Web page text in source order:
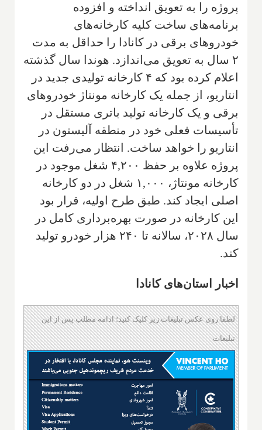
پروژه را به تعویق انداخته و افزوده
برنامه‌های ساخت کلیه کارخانه‌های
خودروهای برقی در کانادا را حداقل به مدت
۲ سال به تعویق می‌اندازد. هوندا سال گذشته
اعلام کرده بود که ۴ کارخانه تولیدی جدید در
انتاریو، از جمله یک کارخانه مونتاژ خودروهای
برقی و یک کارخانه تولید باتری مستقل در
تأسیسات فعلی خود در منطقه آلیستون در
انتاریو را خواهد ساخت. انتظار می‌رفت این
پروژه علاوه بر حفظ ۴,۲۰۰ شغل موجود در
کارخانه مونتاژ، ۱,۰۰۰ شغل در دو کارخانه
اصلی ایجاد کند. طبق طرح اولیه، قرار بود
این کارخانه در صورت بهره‌برداری کامل در
سال ۲۰۲۸، سالانه تا ۲۴۰ هزار خودرو تولید
کند.
اخبار استان‌های کانادا
لطفا روی عکس تبلیغات زیر کلیک کنید؛ ادامه مطلب پس از این
تبلیغات